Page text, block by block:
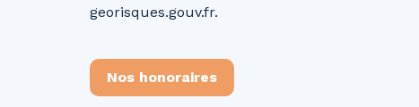
georisques.gouv.fr.
Nos honoraires